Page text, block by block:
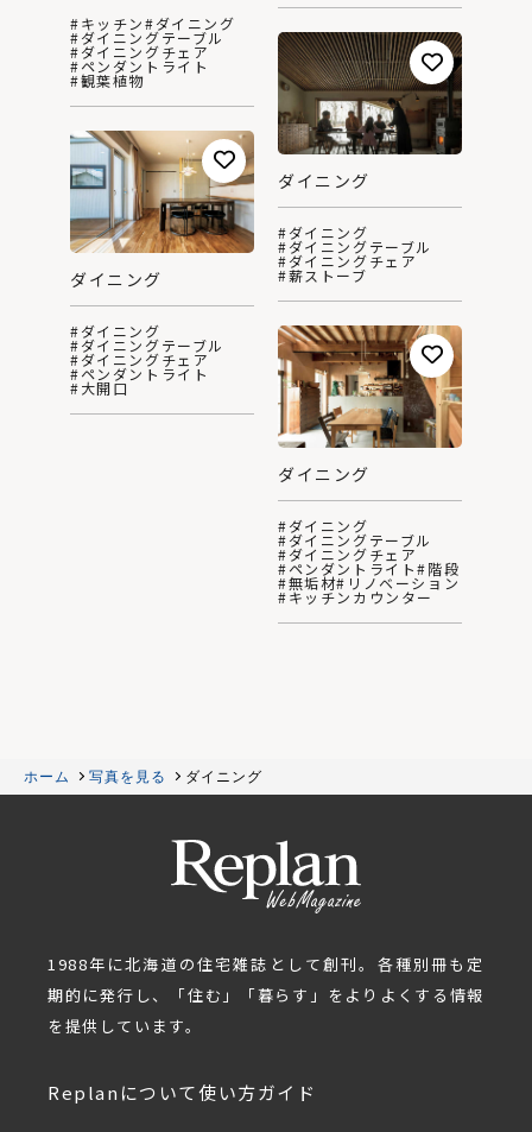
#キッチン#ダイニング
#ダイニングテーブル
#ダイニングチェア
#ペンダントライト
#観葉植物
ダイニング
#ダイニング
#ダイニングテーブル
#ダイニングチェア
#薪ストーブ
ダイニング
#ダイニング
#ダイニングテーブル
#ダイニングチェア
#ペンダントライト
#大開口
ダイニング
#ダイニング
#ダイニングテーブル
#ダイニングチェア
#ペンダントライト#階段
#無垢材#リノベーション
#キッチンカウンター
ホーム 写真を見る ダイニング
1988年に北海道の住宅雑誌として創刊。各種別冊も定
期的に発行し、「住む」「暮らす」をよりよくする情報
を提供しています。
Replanについて使い方ガイド